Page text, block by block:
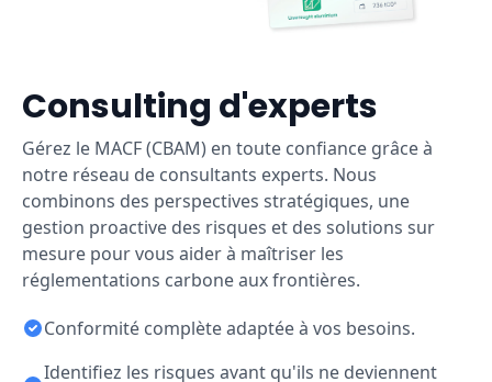
Consulting d'experts
Gérez le MACF (CBAM) en toute confiance grâce à
notre réseau de consultants experts. Nous
combinons des perspectives stratégiques, une
gestion proactive des risques et des solutions sur
mesure pour vous aider à maîtriser les
réglementations carbone aux frontières.
Conformité complète adaptée à vos besoins.
Identifiez les risques avant qu'ils ne deviennent